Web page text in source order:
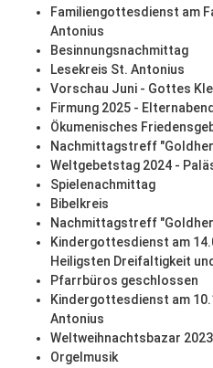
Familiengottesdienst am
Antonius
Besinnungsnachmittag
Lesekreis St. Antonius
Vorschau Juni - Gottes
Firmung 2025 -
Ökumenisches
Nachmittagstreff
Weltgebetstag 2024 -
Spielenachmittag
Bibelkreis
Nachmittagstreff
Kindergottesdienst am
Heiligsten Dreifaltigkeit
Pfarrbüros geschlossen
Kindergottesdienst am
Antonius
Weltweihnachtsbazar 2023
Orgelmusik